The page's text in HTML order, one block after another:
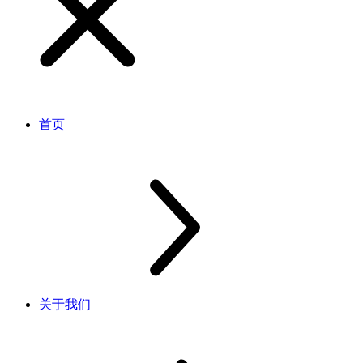
首页
关于我们